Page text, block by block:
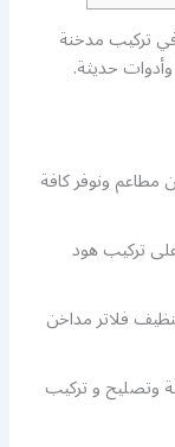
في تركيب مدخنة
حديثة.
ونوفر كافة
تركيب هود
فلاتر مداخن
وتصليح و تركيب